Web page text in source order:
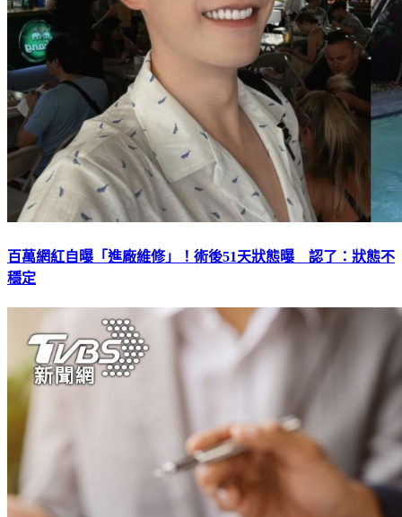
百萬網紅自曝「進廠維修」！術後51天狀態曝 認了：狀態不
穩定